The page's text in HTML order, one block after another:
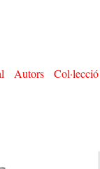
Autors Col·lecció